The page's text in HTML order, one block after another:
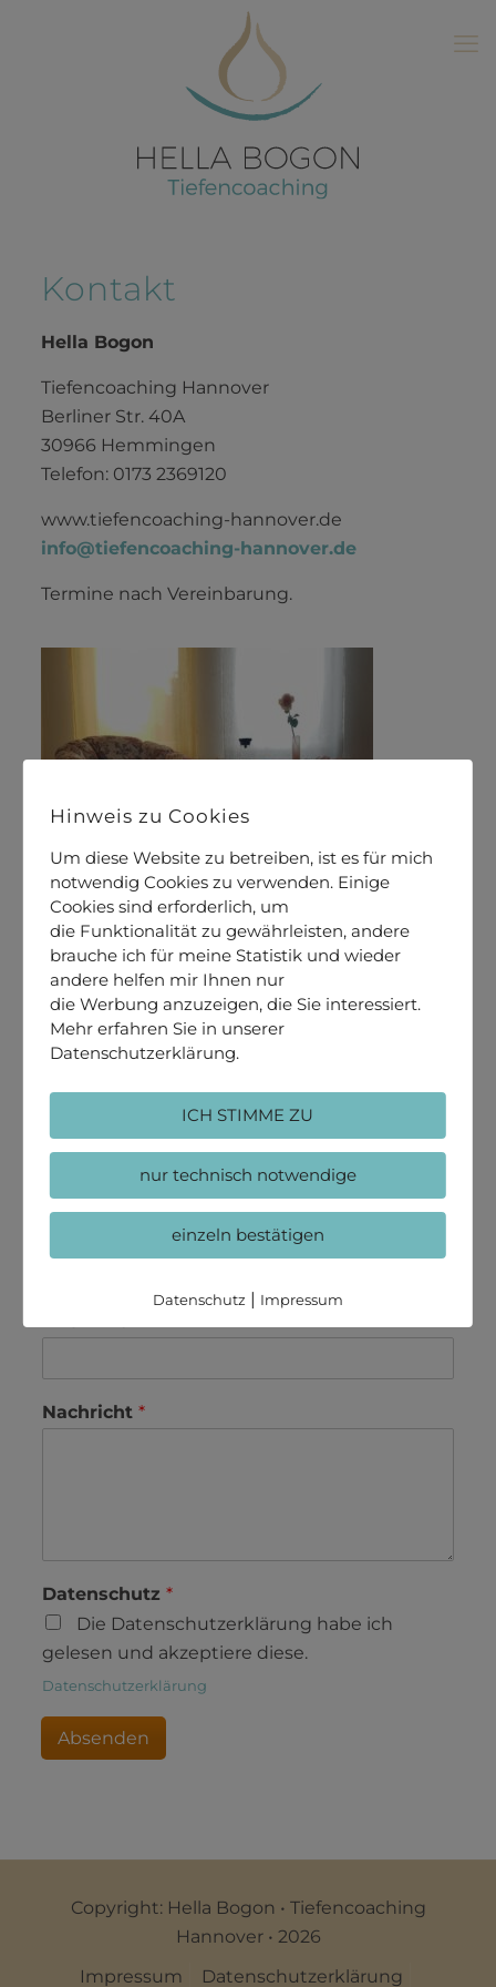
Kontakt
Hella Bogon
Tiefencoaching Hannover
Berliner Str. 40A
30966 Hemmingen
Telefon: 0173 2369120
www.tiefencoaching-hannover.de
info@tiefencoaching-hannover.de
Termine nach Vereinbarung.
Ihr Name*
Ihre Telefonnummer
Nachricht *
Datenschutz *
Die Datenschutzerklärung habe ich
gelesen und akzeptiere diese.
Datenschutzerklärung
Absenden
Copyright: Hella Bogon • Tiefencoaching
Hannover • 2026
Impressum
Datenschutzerklärung
Hinweis zu Cookies
Um diese Website zu betreiben, ist es für mich
notwendig Cookies zu verwenden. Einige
Cookies sind erforderlich, um
die Funktionalität zu gewährleisten, andere
brauche ich für meine Statistik und wieder
andere helfen mir Ihnen nur
die Werbung anzuzeigen, die Sie interessiert.
Mehr erfahren Sie in unserer
Datenschutzerklärung.
ICH STIMME ZU
nur technisch notwendige
einzeln bestätigen
Datenschutz | Impressum